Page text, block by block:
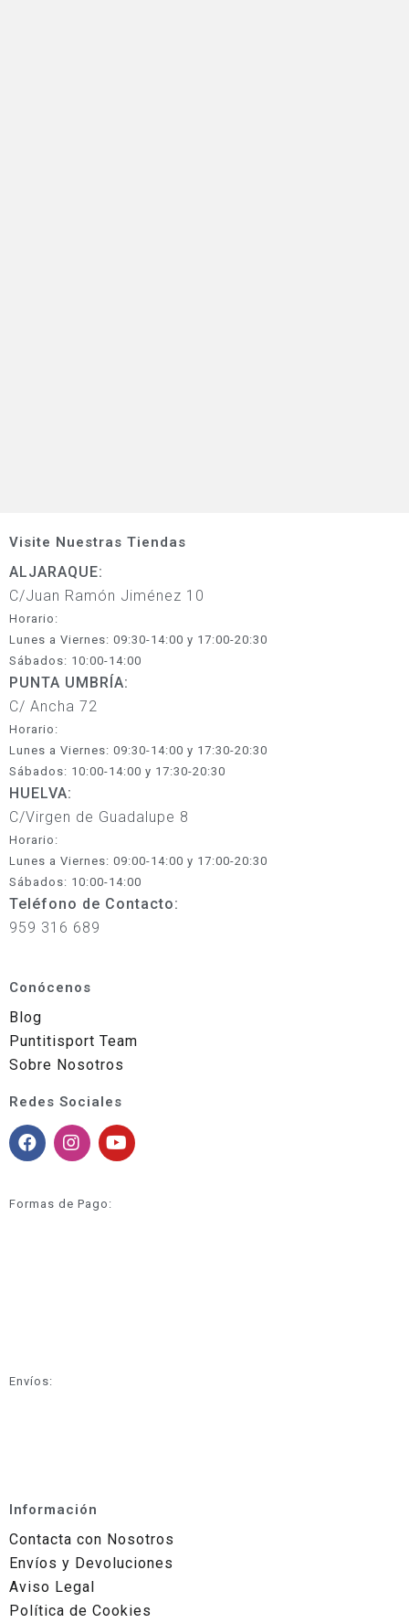
Visite Nuestras Tiendas
ALJARAQUE:
C/Juan Ramón Jiménez 10
Horario:
Lunes a Viernes: 09:30-14:00 y 17:00-20:30
Sábados: 10:00-14:00
PUNTA UMBRÍA:
C/ Ancha 72
Horario:
Lunes a Viernes: 09:30-14:00 y 17:30-20:30
Sábados: 10:00-14:00 y 17:30-20:30
HUELVA:
C/Virgen de Guadalupe 8
Horario:
Lunes a Viernes: 09:00-14:00 y 17:00-20:30
Sábados: 10:00-14:00
Teléfono de Contacto:
959 316 689
Conócenos
Blog
Puntitisport Team
Sobre Nosotros
Redes Sociales
Formas de Pago:
Envíos:
Información
Contacta con Nosotros
Envíos y Devoluciones
Aviso Legal
Política de Cookies